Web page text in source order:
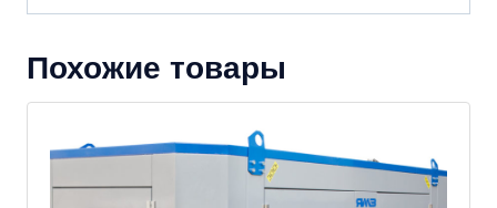
Похожие товары